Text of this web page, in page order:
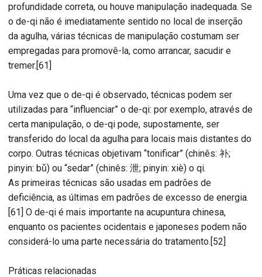
profundidade correta, ou houve manipulação inadequada. Se
o de-qi não é imediatamente sentido no local de inserção
da agulha, várias técnicas de manipulação costumam ser
empregadas para promovê-la, como arrancar, sacudir e
tremer.[61]
Uma vez que o de-qi é observado, técnicas podem ser
utilizadas para “influenciar” o de-qi: por exemplo, através de
certa manipulação, o de-qi pode, supostamente, ser
transferido do local da agulha para locais mais distantes do
corpo. Outras técnicas objetivam “tonificar” (chinês: 补;
pinyin: bǔ) ou “sedar” (chinês: 泄; pinyin: xiè) o qi.
As primeiras técnicas são usadas em padrões de
deficiência, as últimas em padrões de excesso de energia.
[61] O de-qi é mais importante na acupuntura chinesa,
enquanto os pacientes ocidentais e japoneses podem não
considerá-lo uma parte necessária do tratamento.[52]
Práticas relacionadas